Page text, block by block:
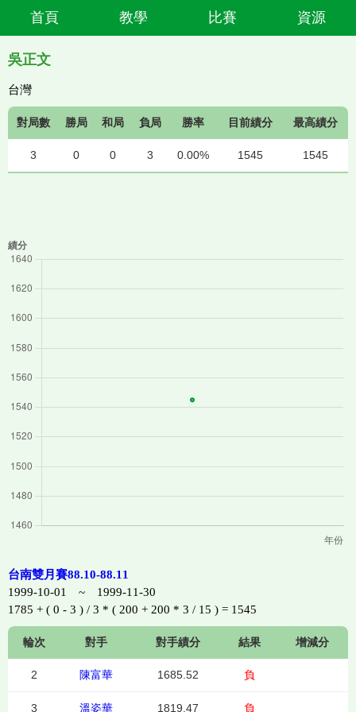
首頁 教學 比賽 資源
吳正文
台灣
對局數 勝局 和局 負局 勝率 目前績分 最高績分
3 0 0 3 0.00% 1545 1545
台南雙月賽88.10-88.11
1999-10-01 ~ 1999-11-30
1785 + ( 0 - 3 ) / 3 * ( 200 + 200 * 3 / 15 ) = 1545
輪次 對手 對手績分 結果 增減分
2 陳富華 1685.52 負
3 溫姿華 1819.47 負